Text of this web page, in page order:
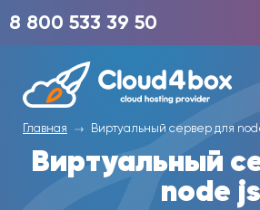
8 800 533 39 50
Главная Виртуальный сервер для
Виртуальный
node js